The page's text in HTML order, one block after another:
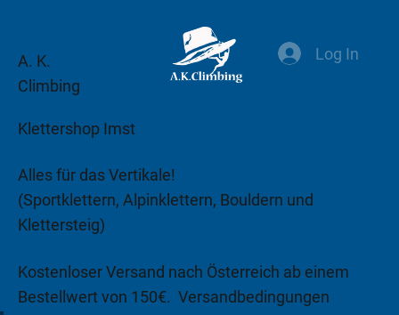
A. K.
Climbing
Klettershop Imst
Alles für das Vertikale!
(Sportklettern, Alpinklettern, Bouldern und
Klettersteig)
Kostenloser Versand nach Österreich ab einem
Bestellwert von 150€. Versandbedingungen
Log In